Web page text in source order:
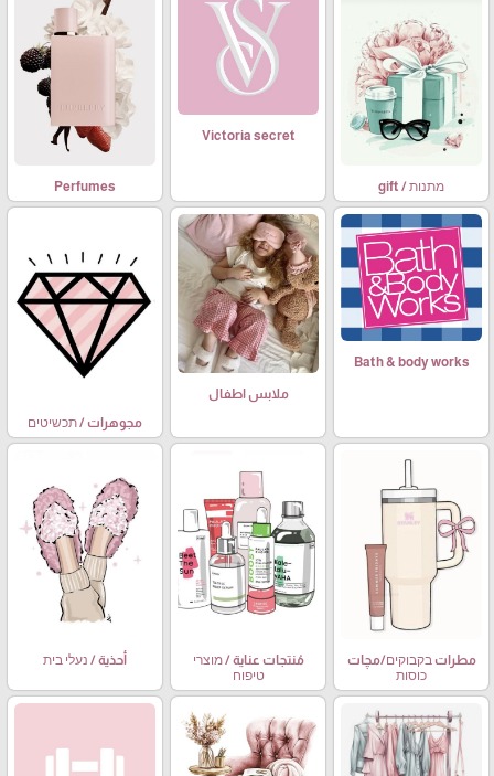
מתנות / gift
Victoria secret
Perfumes
Bath & body works
ملابس اطفال
مجوهرات / תכשיטים
مطرات בקבוקים/مچات
כוסות
مُنتجات عناية / מוצרי
טיפוח
أحذية / נעלי בית